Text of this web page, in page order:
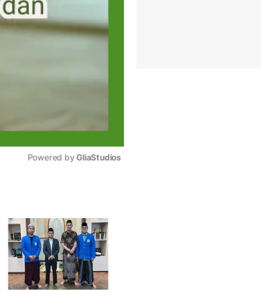
Powered by GliaStudios